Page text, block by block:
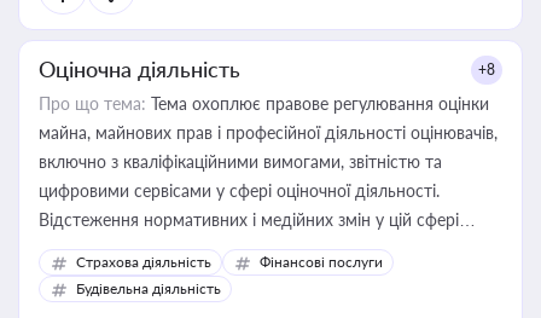
Оціночна діяльність +8
Про що тема: Тема охоплює правове регулювання оцінки
майна, майнових прав і професійної діяльності оцінювачів,
включно з кваліфікаційними вимогами, звітністю та
цифровими сервісами у сфері оціночної діяльності.
Відстеження нормативних і медійних змін у цій сфері
корисне для власника бізнесу, керівника, юриста або
бухгалтера під час оподаткування, приватизації, оренди
державного майна, корпоративних угод і перевірки
Страхова діяльність
Фінансові послуги
Будівельна діяльність